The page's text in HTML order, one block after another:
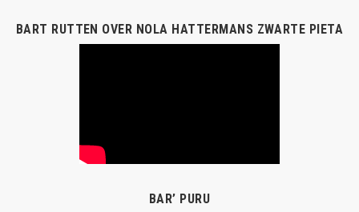
BART RUTTEN OVER NOLA HATTERMANS ZWARTE PIETA
BAR’ PURU